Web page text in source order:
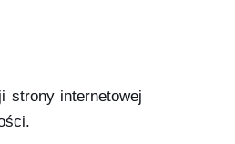
strony internetowej